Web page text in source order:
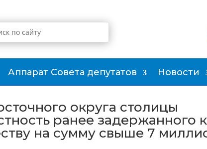
Аппарат Совета депутатов Новости
округа столицы
ранее задержанного
на сумму свыше 7